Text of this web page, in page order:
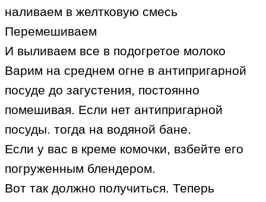
наливаем в желтковую смесь
Перемешиваем
И выливаем все в подогретое молоко
Варим на среднем огне в антипригарной
посуде до загустения, постоянно
помешивая. Если нет антипригарной
посуды. тогда на водяной бане.
Если у вас в креме комочки, взбейте его
погруженным блендером.
Вот так должно получиться. Теперь